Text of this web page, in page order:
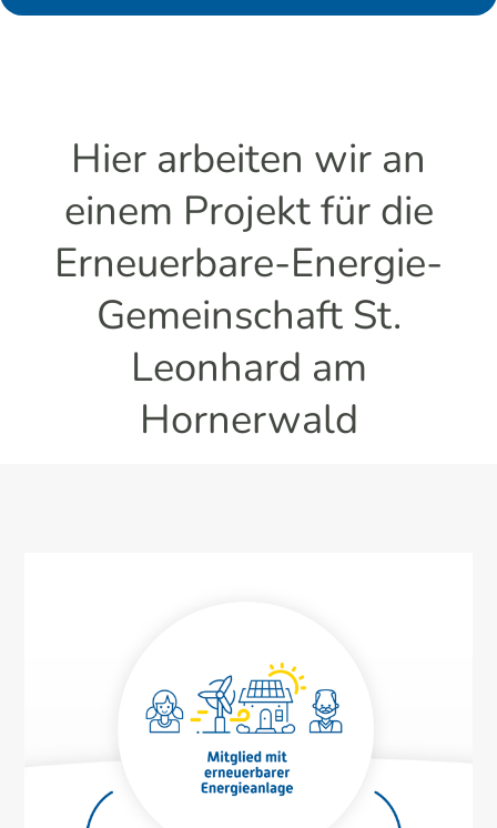
Hier arbeiten wir an
einem Projekt für die
Erneuerbare-Energie-
Gemeinschaft St.
Leonhard am
Hornerwald